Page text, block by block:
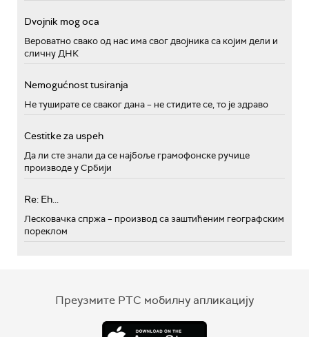
Dvojnik mog oca
Вероватно свако од нас има свог двојника са којим дели и
сличну ДНК
Nemogućnost tusiranja
Не туширате се сваког дана – не стидите се, то је здраво
Cestitke za uspeh
Да ли сте знали да се најбоље грамофонске ручице
производе у Србији
Re: Eh...
Лесковачка спржа – производ са заштићеним географским
пореклом
Преузмите РТС мобилну апликацију